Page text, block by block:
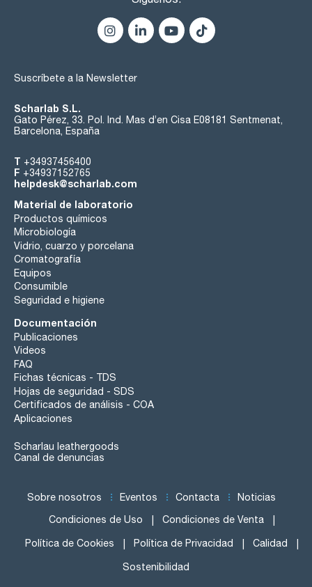
Suscríbete a la Newsletter
Scharlab S.L.
Gato Pérez, 33. Pol. Ind. Mas d’en Cisa E08181 Sentmenat,
Barcelona, España
T +34937456400
F +34937152765
helpdesk@scharlab.com
Material de laboratorio
Productos químicos
Microbiología
Vidrio, cuarzo y porcelana
Cromatografía
Equipos
Consumible
Seguridad e higiene
Documentación
Publicaciones
Videos
FAQ
Fichas técnicas - TDS
Hojas de seguridad - SDS
Certificados de análisis - COA
Aplicaciones
Scharlau leathergoods
Canal de denuncias
Sobre nosotros Eventos Contacta Noticias
Condiciones de Uso Condiciones de Venta
Política de Cookies Política de Privacidad Calidad
Sostenibilidad